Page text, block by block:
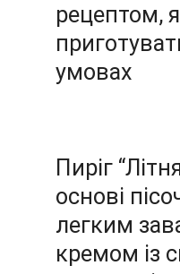
рецептом,
умовах
Пиріг
основі
легким
кремом із